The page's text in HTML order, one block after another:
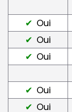
Oui
Oui
Oui
Oui
Oui